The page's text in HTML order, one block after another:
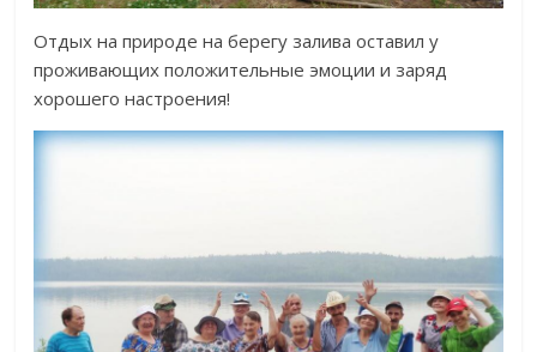
Отдых на природе на берегу залива оставил у
проживающих положительные эмоции и заряд
хорошего настроения!